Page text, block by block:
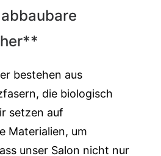
bestehen aus
die biologisch
setzen auf
Materialien, um
unser Salon nicht nur